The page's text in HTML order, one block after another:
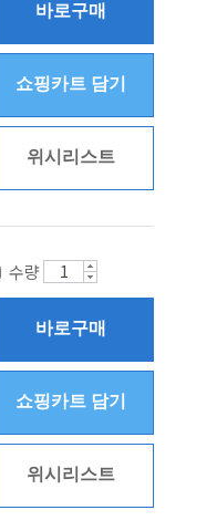
바로구매
쇼핑카트 담기
위시리스트
수량
바로구매
쇼핑카트 담기
위시리스트